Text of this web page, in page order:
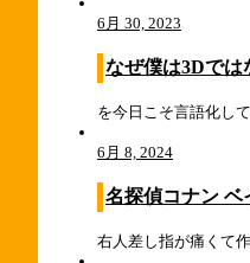
6月 30, 2023
なぜ僕は3Dでは
を今日こそ言語化し
6月 8, 2024
名探偵コナン ベ
右人差し指が痛くて